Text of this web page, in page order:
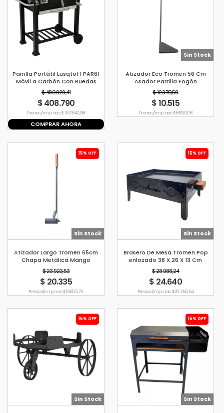
Parrilla Portátil Lusqtoff PAR61
Móvil a Carbón Con Ruedas
$ 480.929,41
$ 408.790
Precio s/imp. nac. $ 337.842,98
COMPRAR AHORA
Sin Stock
Atizador Eco Tromen 56 Cm
Asador Parrilla Fogón
$ 12.370,59
$ 10.515
Precio s/imp. nac. $ 8690,08
15% OFF
Sin Stock
Atizador Largo Tromen 65cm
Chapa Metálica Mango
Ergonómico
$ 23.923,53
$ 20.335
Precio s/imp. nac. $ 16.805,79
15% OFF
Sin Stock
Brasero De Mesa Tromen Pop
enlozado 38 X 26 X 13 Cm
$ 28.988,24
$ 24.640
Precio s/imp. nac. $ 20.363,64
15% OFF
Sin Stock
15% OFF
Sin Stock